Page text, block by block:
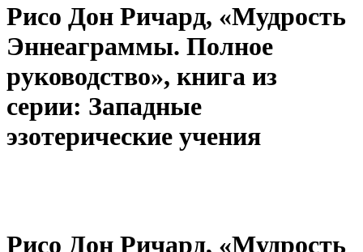
Рисо Дон Ричард, «Мудрость
Эннеаграммы. Полное
руководство», книга из
серии: Западные
эзотерические учения
Рисо Дон Ричард, «Мудрость